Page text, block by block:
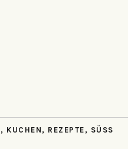
, KUCHEN , REZEPTE , SÜSS